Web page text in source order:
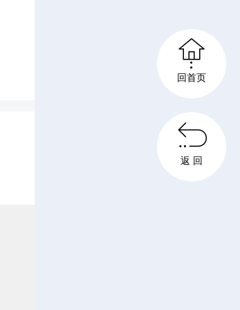

回首页

返 回